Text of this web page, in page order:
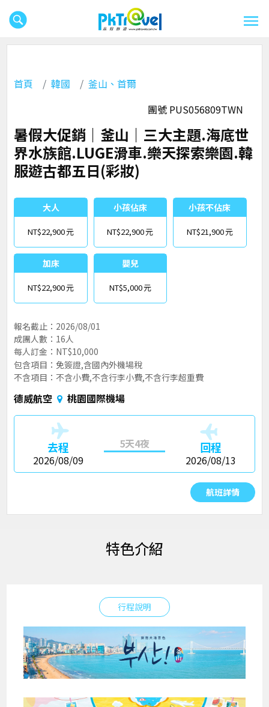
首頁 韓國
釜山、首爾
團號 PUS056809TWN
暑假大促銷｜釜山｜三大主題.海底世
界水族館.LUGE滑車.樂天探索樂園.韓
服遊古都五日(彩妝)
大人
NT$22,900
小孩佔床
NT$22,900
小孩不佔床
NT$21,900
加床
NT$22,900
嬰兒
NT$5,000
報名截止：2026/08/01
成團人數：16人
每人訂金：NT$10,000
包含項目：免簽證,含國內外機場稅
不含項目：不含小費,不含行李小費,不含行李超重費
德威航空 桃園國際機場
去程
2026/08/09
5天4夜 回程
2026/08/13
航班詳情
特色介紹
行程說明